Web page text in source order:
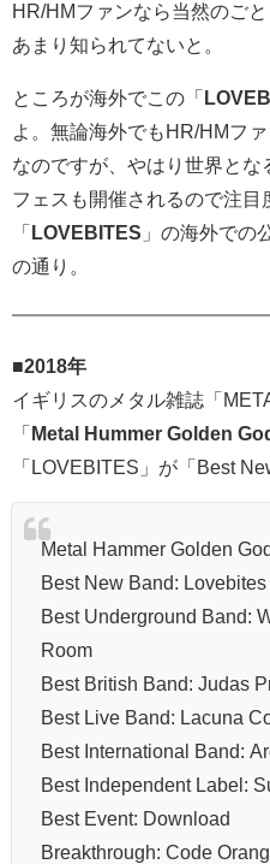
HR/HMファンなら当然のご
あまり知られてないと。
ところが海外でこの「
よ。無論海外でもHR/HMフ
なのですが、やはり世界と
フェスも開催されるので注目
「
LOVEBITES 」の海外での
の通り。
■2018年
イギリスのメタル雑誌「
「 Metal Hummer Golden
「LOVEBITES」が「Best
Metal Hammer Golden
Best New Band: Lovebites
Best Underground Band:
Room
Best British Band: Judas
Best Live Band: Lacuna
Best International Band:
Best Independent Label:
Best Event: Download
Breakthrough: Code